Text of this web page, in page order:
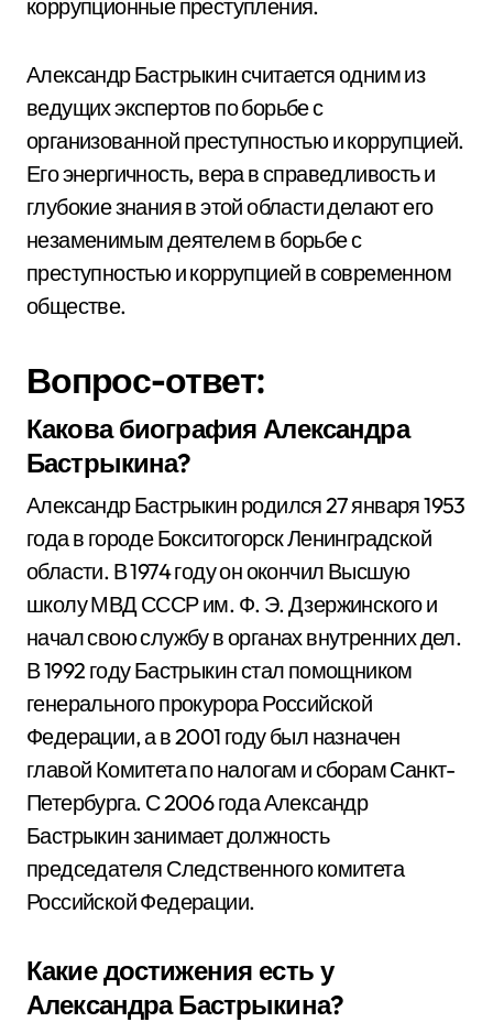
коррупционные преступления.
Александр Бастрыкин считается одним из
ведущих экспертов по борьбе с
организованной преступностью и коррупцией.
Его энергичность, вера в справедливость и
глубокие знания в этой области делают его
незаменимым деятелем в борьбе с
преступностью и коррупцией в современном
обществе.
Вопрос-ответ:
Какова биография Александра
Бастрыкина?
Александр Бастрыкин родился 27 января 1953
года в городе Бокситогорск Ленинградской
области. В 1974 году он окончил Высшую
школу МВД СССР им. Ф. Э. Дзержинского и
начал свою службу в органах внутренних дел.
В 1992 году Бастрыкин стал помощником
генерального прокурора Российской
Федерации, а в 2001 году был назначен
главой Комитета по налогам и сборам Санкт-
Петербурга. С 2006 года Александр
Бастрыкин занимает должность
председателя Следственного комитета
Российской Федерации.
Какие достижения есть у
Александра Бастрыкина?